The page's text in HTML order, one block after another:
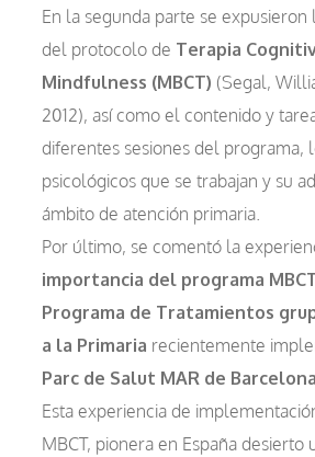
En la segunda parte se expusieron
del protocolo de Terapia
Mindfulness (MBCT) (Segal,
2012), así como el contenido y
diferentes sesiones del programa,
psicológicos que se trabajan y su
ámbito de atención primaria.
Por último, se comentó la
importancia del programa
Programa de Tratamientos
a la Primaria recientemente
Parc de Salut MAR de
Esta experiencia de
MBCT, pionera en España desierto